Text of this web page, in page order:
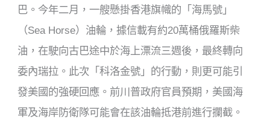
巴。今年二月，一艘懸掛香港旗幟的「海馬號」
（Sea Horse）油輪，據信載有約20萬桶俄羅斯柴
油，在駛向古巴途中於海上漂流三週後，最終轉向
委內瑞拉。此次「科洛金號」的行動，則更可能引
發美國的強硬回應。前川普政府官員預期，美國海
軍及海岸防衛隊可能會在該油輪抵港前進行攔截。